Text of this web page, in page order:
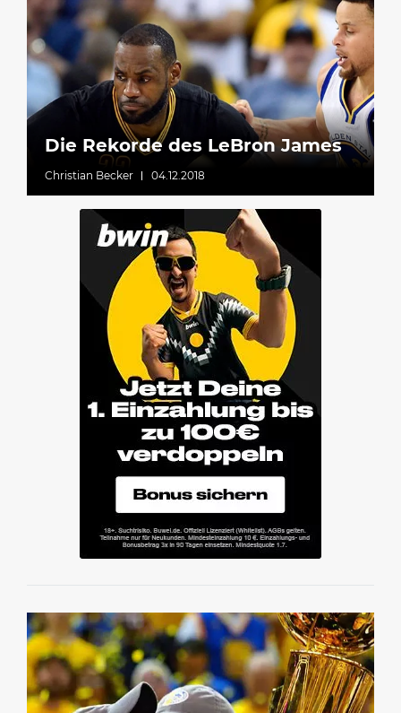
Die Rekorde des LeBron James
Christian Becker 04.12.2018